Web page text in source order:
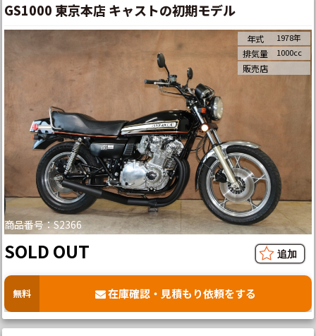
GS1000 東京本店 キャストの初期モデル
商品番号：S2366
年式 1978年
排気量 1000cc
販売店
SOLD OUT
無料 在庫確認・見積もり依頼をする